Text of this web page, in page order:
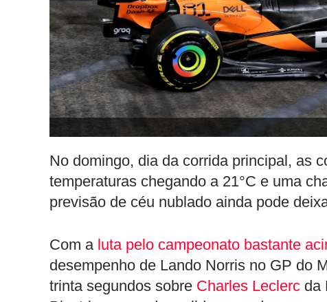
No domingo, dia da corrida principal, as
temperaturas chegando a 21°C e uma
previsão de céu nublado ainda pode
Com a luta pelo campeonato bastante
desempenho de Lando Norris no GP do
trinta segundos sobre Charles Leclerc da